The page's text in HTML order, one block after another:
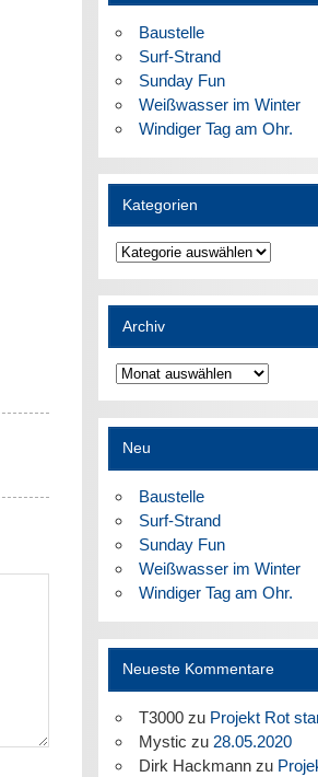
Baustelle
Surf-Strand
Sunday Fun
Weißwasser im Winter
Windiger Tag am Ohr.
Kategorien
Kategorien
Archiv
Archiv
Neu
Baustelle
Surf-Strand
Sunday Fun
Weißwasser im Winter
Windiger Tag am Ohr.
Neueste Kommentare
T3000zu Projekt Rot
Mystic zu 28.05.2020
Dirk Hackmannzu